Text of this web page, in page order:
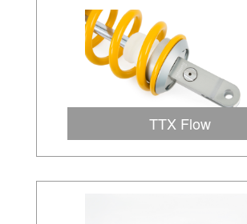
TTX Flow